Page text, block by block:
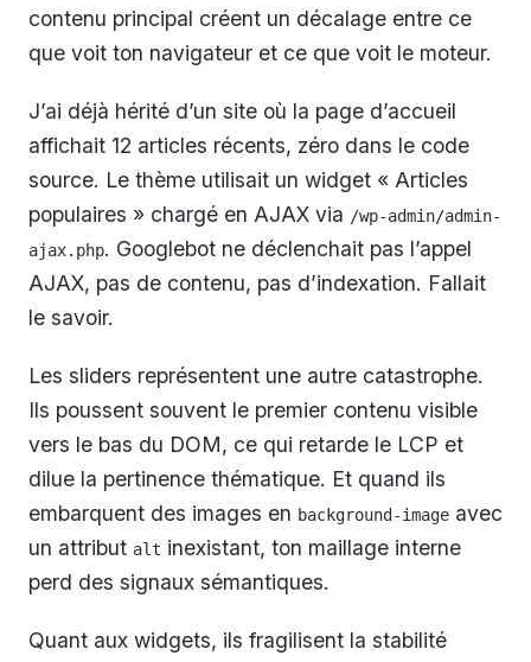
contenu principal créent un décalage entre ce
que voit ton navigateur et ce que voit le moteur.
J’ai déjà hérité d’un site où la page d’accueil
affichait 12 articles récents, zéro dans le code
source. Le thème utilisait un widget « Articles
populaires » chargé en AJAX via /wp-admin/admin-
ajax.php. Googlebot ne déclenchait pas l’appel
AJAX, pas de contenu, pas d’indexation. Fallait
le savoir.
Les sliders représentent une autre catastrophe.
Ils poussent souvent le premier contenu visible
vers le bas du DOM, ce qui retarde le LCP et
dilue la pertinence thématique. Et quand ils
embarquent des images en background-image avec
un attribut alt inexistant, ton maillage interne
perd des signaux sémantiques.
Quant aux widgets, ils fragilisent la stabilité